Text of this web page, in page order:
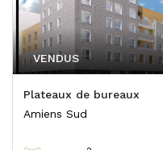
Plateaux de bureaux
VENDUS
Amiens Sud